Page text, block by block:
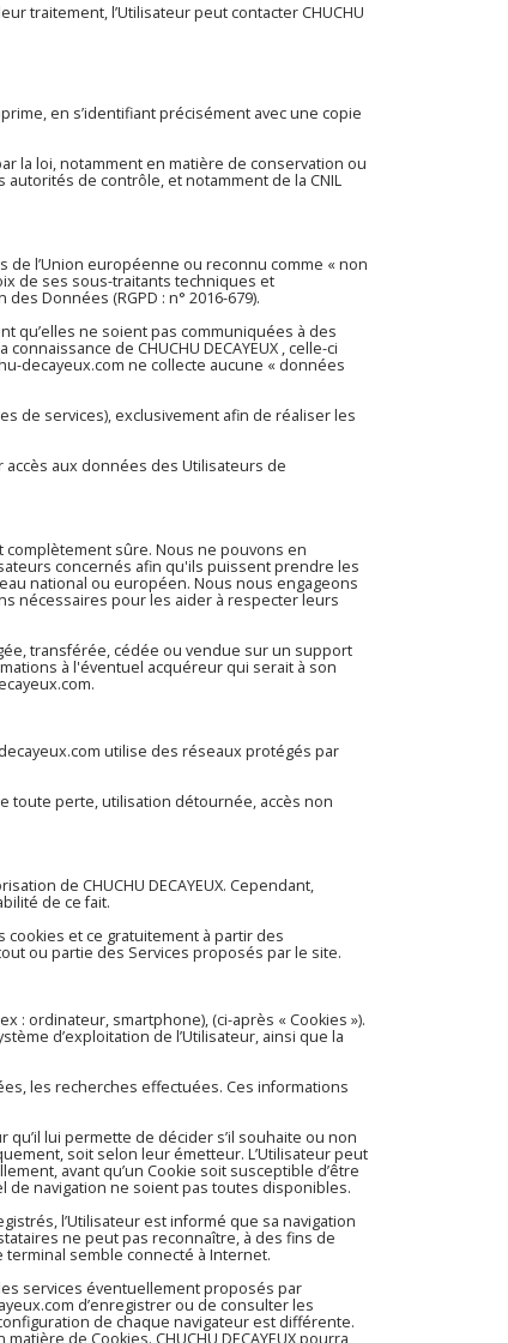
traitement, l’Utilisateur peut contacter CHUCHU
en s’identifiant précisément avec une copie
la loi, notamment en matière de conservation ou
de contrôle, et notamment de la CNIL
de l’Union européenne ou reconnu comme « non
de ses sous-traitants techniques et
Données (RGPD : n° 2016-679).
qu’elles ne soient pas communiquées à des
de CHUCHU DECAYEUX , celle-ci
decayeux.com ne collecte aucune « données
de services), exclusivement afin de réaliser les
aux données des Utilisateurs de
sûre. Nous ne pouvons en
concernés afin qu'ils puissent prendre les
national ou européen. Nous nous engageons
nécessaires pour les aider à respecter leurs
transférée, cédée ou vendue sur un support
à l'éventuel acquéreur qui serait à son
.
utilise des réseaux protégés par
toute perte, utilisation détournée, accès non
de CHUCHU DECAYEUX. Cependant,
de ce fait.
et ce gratuitement à partir des
ou partie des Services proposés par le site.
: ordinateur, smartphone), (ci-après « Cookies »).
d’exploitation de l’Utilisateur, ainsi que la
les recherches effectuées. Ces informations
lui permette de décider s’il souhaite ou non
soit selon leur émetteur. L’Utilisateur peut
avant qu’un Cookie soit susceptible d’être
de navigation ne soient pas toutes disponibles.
l’Utilisateur est informé que sa navigation
ne peut pas reconnaître, à des fins de
semble connecté à Internet.
services éventuellement proposés par
d’enregistrer ou de consulter les
de chaque navigateur est différente.
de Cookies. CHUCHU DECAYEUX pourra